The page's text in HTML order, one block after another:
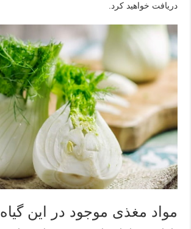
دریافت خواهید کرد.
مواد مغذی موجود در این گیاه